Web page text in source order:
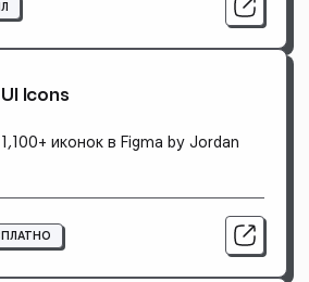
Icons
иконок в Figma by Jordan